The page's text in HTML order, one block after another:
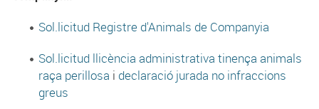
Sol.licitud Registre d'Animals de Companyia
Sol.licitud llicència administrativa tinença animals
raça perillosa i declaració jurada no infraccions
greus